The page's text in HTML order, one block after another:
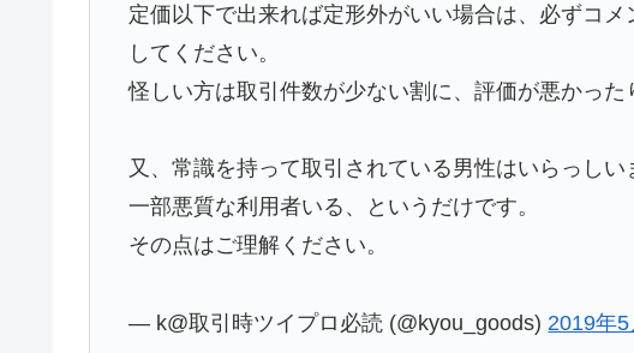
定価以下で出来れば定形外がいい場合は、必ずコ
してください。
怪しい方は取引件数が少ない割に、評価が悪かった
又、常識を持って取引されている男性はいらっしい
一部悪質な利用者いる、というだけです。
その点はご理解ください。
— k@取引時ツイプロ必読 (@kyou_goods) 2019年5